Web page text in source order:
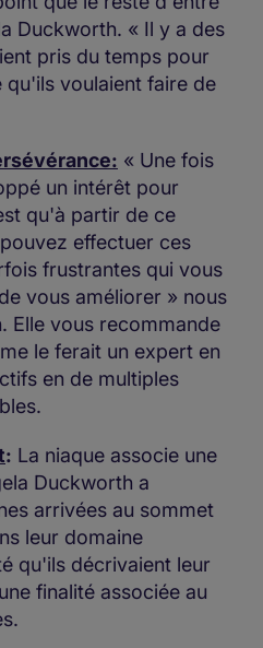
Duckworth. « Il y a des
pris du temps pour
voulaient faire de
« Une fois
un intérêt pour
qu'à partir de ce
effectuer ces
frustrantes qui vous
vous améliorer » nous
Elle vous recommande
le ferait un expert en
en de multiples
: La niaque associe une
Duckworth a
arrivées au sommet
leur domaine
qu'ils décrivaient leur
finalité associée au